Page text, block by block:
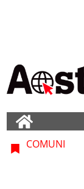
COMUNI